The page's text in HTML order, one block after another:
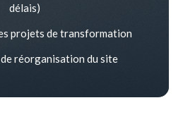
délais)
projets de transformation
réorganisation du site